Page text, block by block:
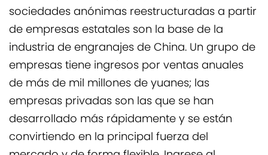
sociedades anónimas reestructuradas a partir
de empresas estatales son la base de la
industria de engranajes de China. Un grupo de
empresas tiene ingresos por ventas anuales
de más de mil millones de yuanes; las
empresas privadas son las que se han
desarrollado más rápidamente y se están
convirtiendo en la principal fuerza del